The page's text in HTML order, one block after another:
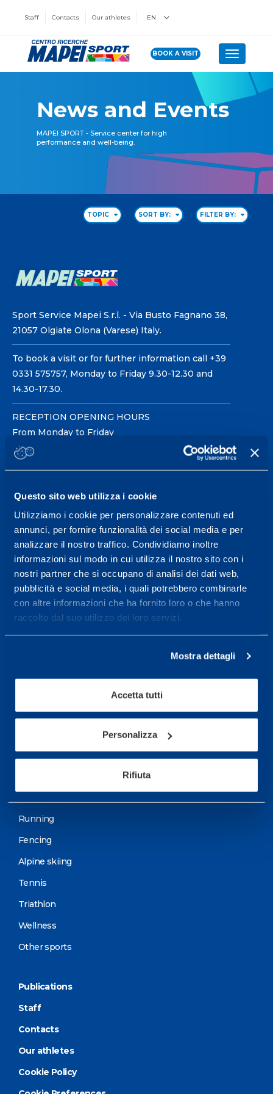
Questo sito web utilizza i cookie
Utilizziamo i cookie per personalizzare contenuti ed
annunci, per fornire funzionalità dei social media e per
analizzare il nostro traffico. Condividiamo inoltre
informazioni sul modo in cui utilizza il nostro sito con i
nostri partner che si occupano di analisi dei dati web,
pubblicità e social media, i quali potrebbero combinarle
con altre informazioni che ha fornito loro o che hanno
raccolto dal suo utilizzo dei loro servizi.
Mostra dettagli
Accetta tutti
Personalizza
Rifiuta
Staff Contacts Our athletes EN
BOOK A VISIT Toggle
News and Events
MAPEI SPORT - Service center for high
performance and well-being.
TOPIC SORT BY: FILTER BY:
Sport Service Mapei S.r.l. - Via Busto Fagnano 38,
21057 Olgiate Olona (Varese) Italy.
To book a visit or for further information call +39
0331 575757, Monday to Friday 9.30-12.30 and
14.30-17.30.
RECEPTION OPENING HOURS
From Monday to Friday
08.30 - 18.30
Service center for high
performance and well-
being.
More informations
Services
Sport
Cycling and MTB
Running
Fencing
Alpine skiing
Tennis
Triathlon
Wellness
Other sports
Publications
Staff
Contacts
Our athletes
Cookie Policy